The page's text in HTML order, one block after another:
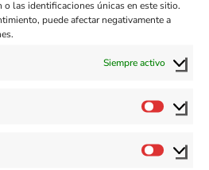
las identificaciones únicas en este sitio.
puede afectar negativamente a
Siempre activo